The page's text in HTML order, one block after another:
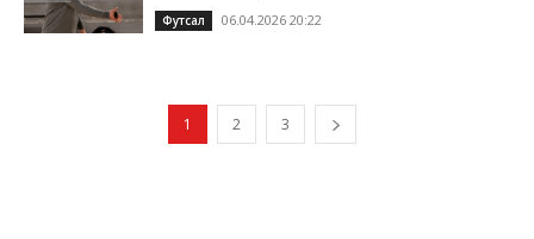
Футсал 06.04.2026 20:22
1 2 3